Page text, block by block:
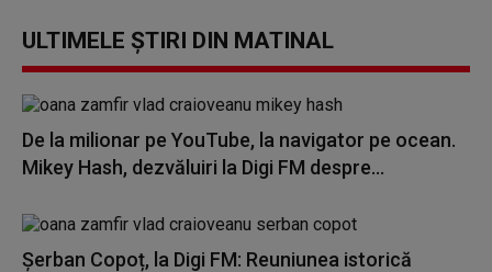
ULTIMELE ȘTIRI DIN MATINAL
De la milionar pe YouTube, la navigator pe ocean.
Mikey Hash, dezvăluiri la Digi FM despre...
Șerban Copoț, la Digi FM: Reuniunea istorică